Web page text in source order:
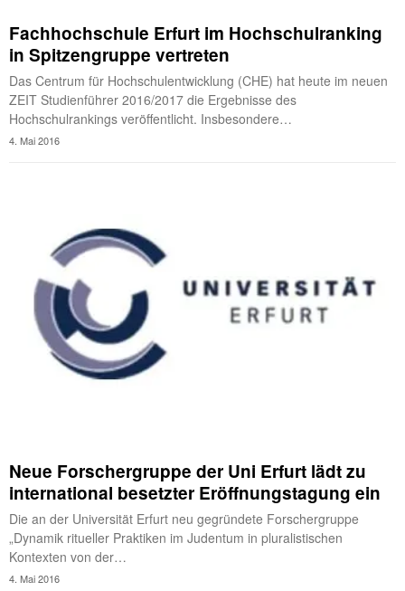
Fachhochschule Erfurt im Hochschulranking
in Spitzengruppe vertreten
Das Centrum für Hochschulentwicklung (CHE) hat heute im neuen
ZEIT Studienführer 2016/2017 die Ergebnisse des
Hochschulrankings veröffentlicht. Insbesondere…
4. Mai 2016
Neue Forschergruppe der Uni Erfurt lädt zu
international besetzter Eröffnungstagung ein
Die an der Universität Erfurt neu gegründete Forschergruppe
„Dynamik ritueller Praktiken im Judentum in pluralistischen
Kontexten von der…
4. Mai 2016